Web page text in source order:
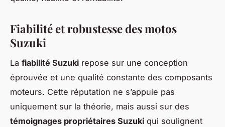
Fiabilité et robustesse des motos
Suzuki
La fiabilité Suzuki repose sur une conception
éprouvée et une qualité constante des composants
moteurs. Cette réputation ne s’appuie pas
uniquement sur la théorie, mais aussi sur des
témoignages propriétaires Suzuki qui soulignent